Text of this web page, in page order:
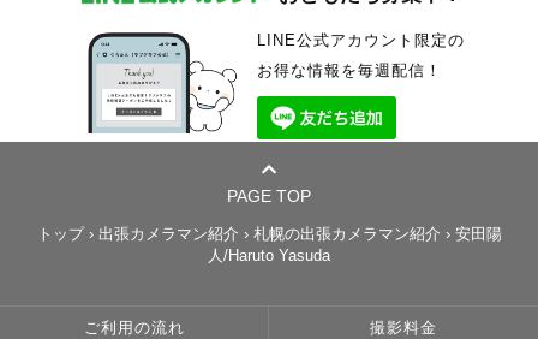
LINE公式アカウント限定の
お得な情報を毎週配信！
PAGE TOP
トップ› 出張カメラマン紹介 › 札幌の出張カメラマン紹介 › 安田陽
人/Haruto Yasuda
ご利用の流れ 撮影料金